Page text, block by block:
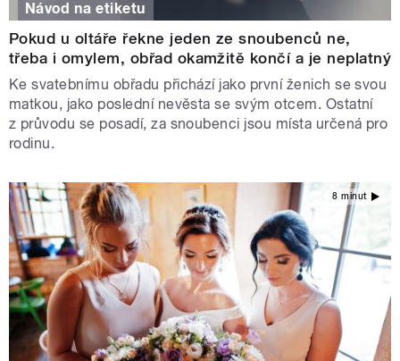
Návod na etiketu
Pokud u oltáře řekne jeden ze snoubenců ne,
třeba i omylem, obřad okamžitě končí a je neplatný
Ke svatebnímu obřadu přichází jako první ženich se svou
matkou, jako poslední nevěsta se svým otcem. Ostatní
z průvodu se posadí, za snoubenci jsou místa určená pro
rodinu.
8 minut